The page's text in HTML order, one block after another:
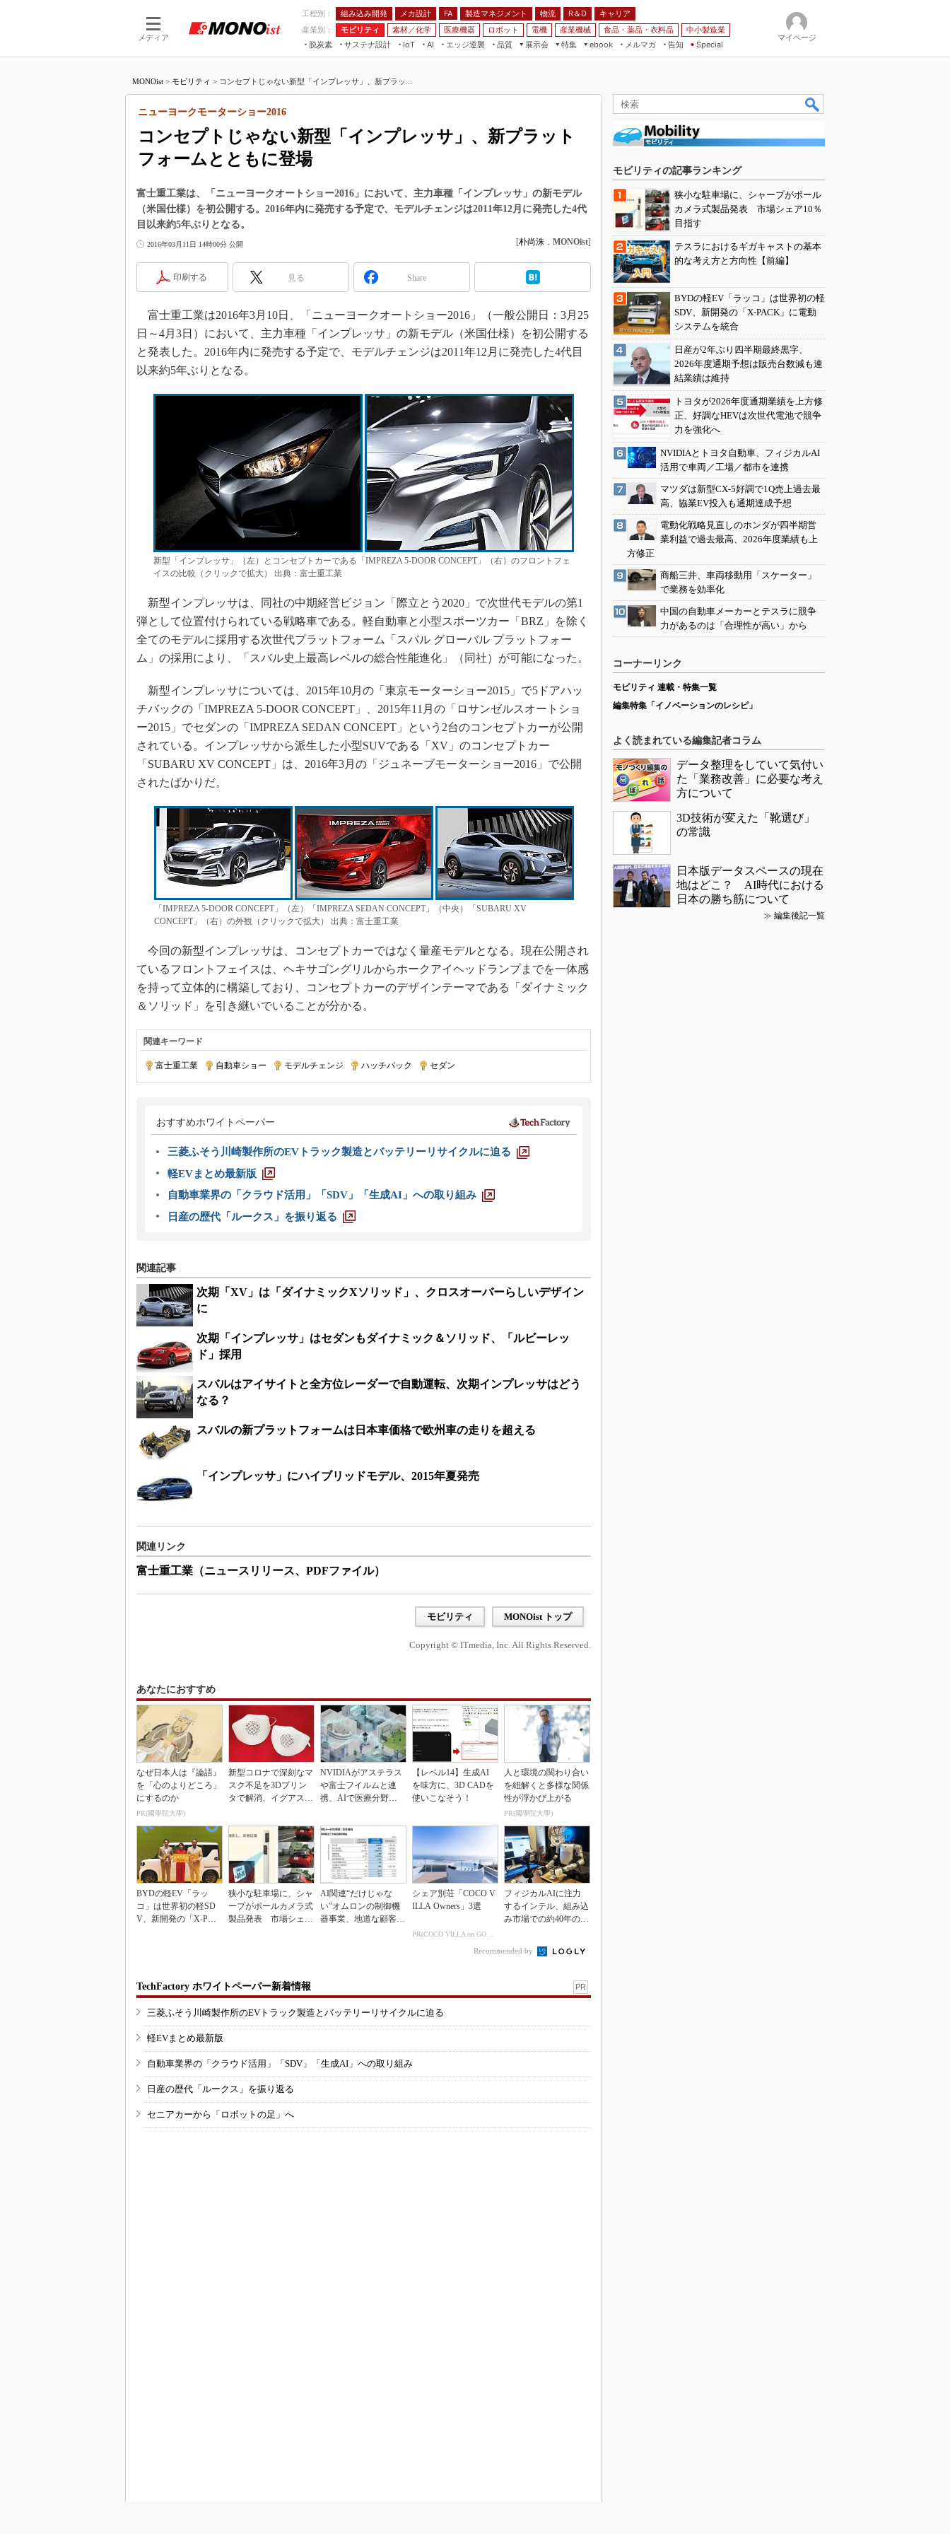
メディア
工程別： 組み込み開発 メカ設計 FA 製造マネジメント 物流 R＆D
キャリア
産業別：
モビリティ 素材／化学 医療機器 ロボット 電機 産業機械 食品・薬品・衣料品
中小製造業
脱炭素
サステナ設計
IoT
つながる工場
AI
AI×設備保全
エッジ逆襲 品質
展示会
JIMTOF
IIFES
TECHNO-FRONTIER
EdgeTech+
AUTOMOTIVE WORLD
産業オープンネット展
特集
フィールドサービス
組み込み画像技術
組み込みモデリング
ISO26262
3Dプリンタ
イノベーション
製造業ビッグデータ
メイドインジャパン
植物工場
知財マネジメント
海外生産
グローバル設計・開発
制御セキュリティ
ebook
FA
メルマガ
告知 Special
マイページ
MONOist > モビリティ > コンセプトじゃない新型「インプレッサ」、新プラッ...
コンセプトじゃない新型「インプレッサ」、新プラット
フォームとともに登場
ニューヨークモーターショー2016
富士重工業は、「ニューヨークオートショー2016」において、主力車種「インプレッサ」の新モデル
（米国仕様）を初公開する。2016年内に発売する予定で、モデルチェンジは2011年12月に発売した4代
目以来約5年ぶりとなる。
2016年03月11日 14時00分 公開 [朴尚洙 ， MONOist]
印刷する 見る Share
富士重工業は2016年3月10日、「ニューヨークオートショー2016」（一般公開日：3月25
日～4月3日）において、主力車種「インプレッサ」の新モデル（米国仕様）を初公開する
と発表した。2016年内に発売する予定で、モデルチェンジは2011年12月に発売した4代目
以来約5年ぶりとなる。
新型「インプレッサ」（左）とコンセプトカーである「IMPREZA 5-DOOR CONCEPT」（右）のフロントフェ
イスの比較（クリックで拡大） 出典：富士重工業
新型インプレッサは、同社の中期経営ビジョン「際立とう2020」で次世代モデルの第1
弾として位置付けられている戦略車である。軽自動車と小型スポーツカー「BRZ」を除く
全てのモデルに採用する次世代プラットフォーム「スバル グローバル プラットフォー
ム」の採用により、「スバル史上最高レベルの総合性能進化」（同社）が可能になった。
新型インプレッサについては、2015年10月の「東京モーターショー2015」で5ドアハッ
チバックの「IMPREZA 5-DOOR CONCEPT」、2015年11月の「ロサンゼルスオートショ
ー2015」でセダンの「IMPREZA SEDAN CONCEPT」という2台のコンセプトカーが公開
されている。インプレッサから派生した小型SUVである「XV」のコンセプトカー
「SUBARU XV CONCEPT」は、2016年3月の「ジュネーブモーターショー2016」で公開
されたばかりだ。
「IMPREZA 5-DOOR CONCEPT」（左）「IMPREZA SEDAN CONCEPT」（中央）「SUBARU XV
CONCEPT」（右）の外観（クリックで拡大） 出典：富士重工業
今回の新型インプレッサは、コンセプトカーではなく量産モデルとなる。現在公開され
ているフロントフェイスは、ヘキサゴングリルからホークアイヘッドランプまでを一体感
を持って立体的に構築しており、コンセプトカーのデザインテーマである「ダイナミック
＆ソリッド」を引き継いでいることが分かる。
関連キーワード
富士重工業 自動車ショー モデルチェンジ ハッチバック セダン
おすすめホワイトペーパー
三菱ふそう川崎製作所のEVトラック製造とバッテリーリサイクルに迫る
軽EVまとめ最新版
自動車業界の「クラウド活用」「SDV」「生成AI」への取り組み
日産の歴代「ルークス」を振り返る
関連記事
次期「XV」は「ダイナミックXソリッド」、クロスオーバーらしいデザイン
に
次期「インプレッサ」はセダンもダイナミック＆ソリッド、「ルビーレッ
ド」採用
スバルはアイサイトと全方位レーダーで自動運転、次期インプレッサはどう
なる？
スバルの新プラットフォームは日本車価格で欧州車の走りを超える
「インプレッサ」にハイブリッドモデル、2015年夏発売
関連リンク
富士重工業（ニュースリリース、PDFファイル）
モビリティ MONOist トップ
Copyright © ITmedia, Inc. All Rights Reserved.
あなたにおすすめ
なぜ日本人は『論語』
を「心のよりどころ」
にするのか
PR(國學院大學)
新型コロナで深刻なマ
スク不足を3Dプリン
タで解消、イグアスが
NVIDIAがアステラス
や富士フイルムと連
携、AIで医療分野支
【レベル14】生成AI
を味方に、3D CADを
使いこなそう！
人と環境の関わり合い
を紐解くと多様な関係
性が浮かび上がる
PR(國學院大學)
BYDの軽EV「ラッ
コ」は世界初の軽SD
V、新開発の「X-PAC
狭小な駐車場に、シャ
ープがポールカメラ式
製品発表 市場シェア
AI関連“だけじゃな
い”オムロンの制御機
器事業、地道な顧客基
シェア別荘「COCO V
ILLA Owners」3選
PR(COCO VILLA on GOETHE)
フィジカルAIに注力
するインテル、組み込
み市場での約40年の実
Recommended by
TechFactory ホワイトペーパー新着情報 PR
三菱ふそう川崎製作所のEVトラック製造とバッテリーリサイクルに迫る
軽EVまとめ最新版
自動車業界の「クラウド活用」「SDV」「生成AI」への取り組み
日産の歴代「ルークス」を振り返る
セニアカーから「ロボットの足」へ
モビリティの記事ランキング
狭小な駐車場に、シャープがポール
カメラ式製品発表 市場シェア10％
目指す
テスラにおけるギガキャストの基本
的な考え方と方向性【前編】
BYDの軽EV「ラッコ」は世界初の軽
SDV、新開発の「X-PACK」に電動
システムを統合
日産が2年ぶり四半期最終黒字、
2026年度通期予想は販売台数減も連
結業績は維持
トヨタが2026年度通期業績を上方修
正、好調なHEVは次世代電池で競争
力を強化へ
NVIDIAとトヨタ自動車、フィジカルAI
活用で車両／工場／都市を連携
マツダは新型CX-5好調で1Q売上過去最
高、協業EV投入も通期達成予想
電動化戦略見直しのホンダが四半期営
業利益で過去最高、2026年度業績も上
方修正
商船三井、車両移動用「スケーター」
で業務を効率化
中国の自動車メーカーとテスラに競争
力があるのは「合理性が高い」から
コーナーリンク
モビリティ 連載・特集一覧
編集特集「イノベーションのレシピ」
よく読まれている編集記者コラム
データ整理をしていて気付い
た「業務改善」に必要な考え
方について
3D技術が変えた「靴選び」
の常識
日本版データスペースの現在
地はどこ？ AI時代における
日本の勝ち筋について
≫ 編集後記一覧